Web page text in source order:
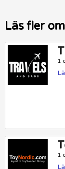
Läs fler
1
1